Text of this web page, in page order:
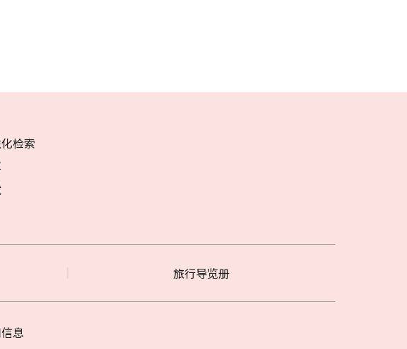
检索
旅行导览册
息